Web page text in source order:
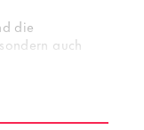
die
auch